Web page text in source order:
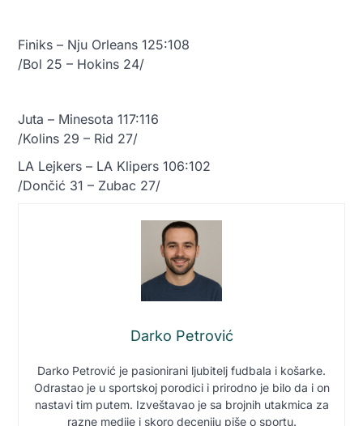
Finiks – Nju Orleans 125:108
/Bol 25 – Hokins 24/
Juta – Minesota 117:116
/Kolins 29 – Rid 27/
LA Lejkers – LA Klipers 106:102
/Dončić 31 – Zubac 27/
Darko Petrović
Darko Petrović je pasionirani ljubitelj fudbala i košarke.
Odrastao je u sportskoj porodici i prirodno je bilo da i on
nastavi tim putem. Izveštavao je sa brojnih utakmica za
razne medije i skoro deceniju piše o sportu.